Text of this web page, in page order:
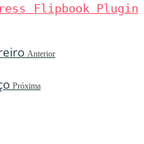
Flipbook Plugin
Anterior
Próxima